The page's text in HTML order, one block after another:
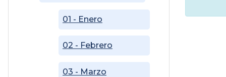
01 - Enero
02 - Febrero
03 - Marzo